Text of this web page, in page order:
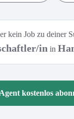
kein Job zu deiner
in in
kostenlos